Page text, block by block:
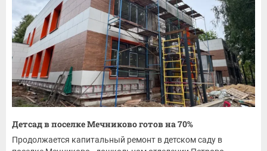
Детсад в поселке Мечниково готов на 70%
Продолжается капитальный ремонт в детском саду в